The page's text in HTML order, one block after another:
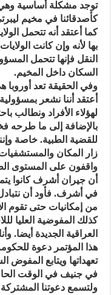
توجد مشكلة أساسية
كأصدقائنا في مخيم
كما أعتقد أنه تتحمل
بها لأنه وإن كانت
النقل فإنها تتحمل
السكان داخل المخيم.
وفي الحقيقة تعد أوروبا
أعتقد أننا نشعر
لهؤلاء الأفراد ونطالب
بالإضافة إلى ما طرحه
للقضية الطبية. خاصة
زار المكان
واقفون على المستوى
أن جيران أشرف كانوا
في أشرف. فأود أن
من إمكانيات حتى تقوم
كذلك المفوضية العليا
العراقية الجديدة أيضا.
هذا المؤتمر دعوة
تعهداتها ويتابع المفوض
في جنيف في الوقت
ولتسمع دعوتنا المشتركة